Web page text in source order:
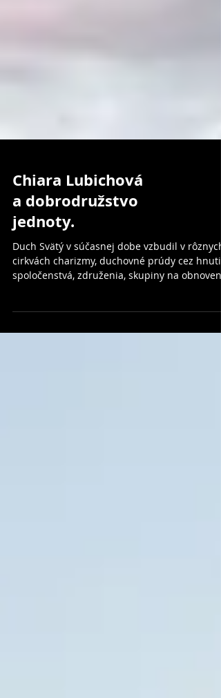
Chiara Lubichová
a dobrodružstvo
jednoty.
Duch Svätý v súčasnej dobe vzbudil v rôznych
spoločenstvá, združenia, skupiny na